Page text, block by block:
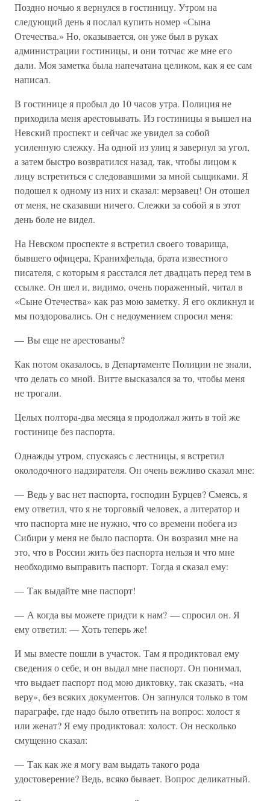
Поздно ночью я вернулся в гостиницу. Утром на
следующий день я послал купить номер «Сына
Отечества.» Но, оказывается, он уже был в руках
администрации гостиницы, и они тотчас же мне его
дали. Моя заметка была напечатана целиком, как я ее сам
написал.
В гостинице я пробыл до 10 часов утра. Полиция не
приходила меня арестовывать. Из гостиницы я вышел на
Невский проспект и сейчас же увидел за собой
усиленную слежку. На одной из улиц я завернул за угол,
а затем быстро возвратился назад, так, чтобы лицом к
лицу встретиться с следовавшими за мной сыщиками. Я
подошел к одному из них и сказал: мерзавец! Он отошел
от меня, не сказавши ничего. Слежки за собой я в этот
день боле не видел.
На Невском проспекте я встретил своего товарища,
бывшего офицера, Кранихфельда, брата известного
писателя, с которым я расстался лет двадцать перед тем в
ссылке. Он шел и, видимо, очень пораженный, читал в
«Сыне Отечества» как раз мою заметку. Я его окликнул и
мы поздоровались. Он с недоумением спросил меня:
— Вы еще не арестованы?
Как потом оказалось, в Департаменте Полиции не знали,
что делать со мной. Витте высказался за то, чтобы меня
не трогали.
Целых полтора-два месяца я продолжал жить в той же
гостинице без паспорта.
Однажды утром, спускаясь с лестницы, я встретил
околодочного надзирателя. Он очень вежливо сказал мне:
— Ведь у вас нет паспорта, господин Бурцев? Смеясь, я
ему ответил, что я не торговый человек, а литератор и
что паспорта мне не нужно, что со времени побега из
Сибири у меня не было паспорта. Он возразил мне на
это, что в России жить без паспорта нельзя и что мне
необходимо выправить паспорт. Тогда я сказал ему:
— Так выдайте мне паспорт!
— А когда вы можете придти к нам? — спросил он. Я
ему ответил: — Хоть теперь же!
И мы вместе пошли в участок. Там я продиктовал ему
сведения о себе, и он выдал мне паспорт. Он понимал,
что выдает паспорт под мою диктовку, так сказать, «на
веру», без всяких документов. Он запнулся только в том
параграфе, где надо было ответить на вопрос: холост я
или женат? Я ему продиктовал: холост. Он несколько
смущенно сказал:
— Так как же я могу вам выдать такого рода
удостоверение? Ведь, всяко бывает. Вопрос деликатный.